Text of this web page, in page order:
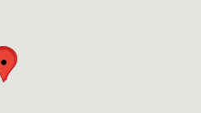
●
●
●
●
●
●
●
●
●
●